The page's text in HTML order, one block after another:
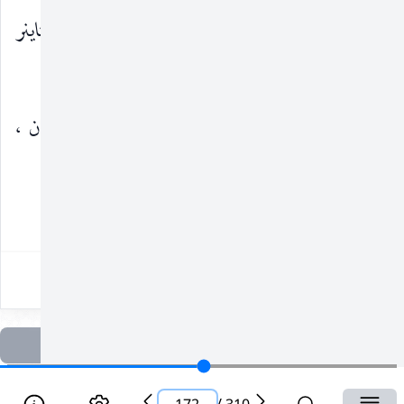
الصفديّ ، تحقيق : هلموت ريتر ، دار النشر فرانز شتاينر
: أحمد بن محمّد بن خلّكان ،